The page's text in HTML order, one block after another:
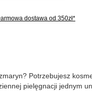
dostawa od 350zł*
Potrzebujesz
pielęgnacji jednym